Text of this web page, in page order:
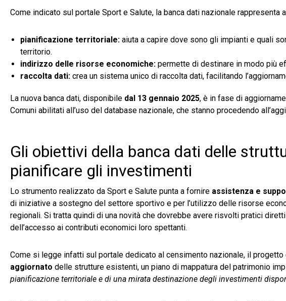
Come indicato sul portale Sport e Salute, la banca dati nazionale rappresenta
pianificazione territoriale: aiuta a capire dove sono gli impianti e quali
territorio.
indirizzo delle risorse economiche: permette di destinare in modo più
raccolta dati: crea un sistema unico di raccolta dati, facilitando
La nuova banca dati, disponibile dal 13 gennaio 2025, è in fase di
Comuni abilitati all’uso del database nazionale, che stanno procedendo
Gli obiettivi della banca dati delle
pianificare gli investimenti
Lo strumento realizzato da Sport e Salute punta a fornire assistenza e
di iniziative a sostegno del settore sportivo e per l’utilizzo delle risorse
regionali. Si tratta quindi di una novità che dovrebbe avere risvolti pratici
dell’accesso ai contributi economici loro spettanti.
Come si legge infatti sul portale dedicato al censimento nazionale, il progetto
aggiornato delle strutture esistenti, un piano di mappatura del patrimonio
pianificazione territoriale e di una mirata destinazione degli investimenti